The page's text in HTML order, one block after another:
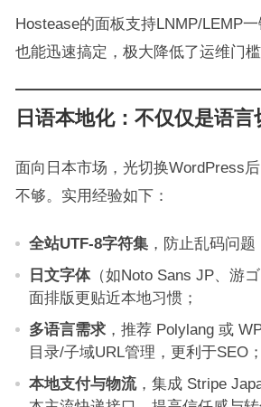
Hostease的面板支持LNMP/LEMP
也能迅速搞定，极大降低了运维门槛
日语本地化：不仅仅是语言
面向日本市场，光切换WordPress
不够。实用经验如下：
全站UTF-8字符集，防止乱码问题
日文字体（如Noto Sans JP、游
面排版更贴近本地习惯；
多语言需求，推荐 Polylang 或
目录/子域URL管理，更利于SEO；
本地支付与物流，集成 Stripe